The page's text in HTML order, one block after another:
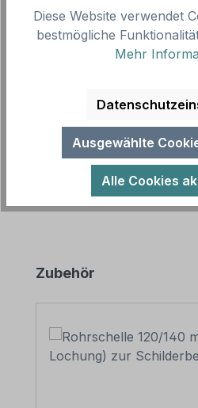
Vorlagenummer: WAR-10-K
älterer Norm oder
Kombinationsschild mit
Produktgalerie
Zubehör
Diese Website verwendet
bestmögliche
Mehr
Ausgewählte
Alle Cookies